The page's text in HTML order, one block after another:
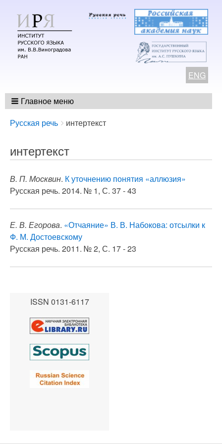
ENG
Главное меню
Breadcrumbs
You
here:
Русская речь интертекст
интертекст
В. П. Москвин. К уточнению понятия «аллюзия»
Русская речь. 2014. № 1, С. 37 - 43
Е. В. Егорова. «Отчаяние» В. В. Набокова: отсылки к
Ф. М. Достоевскому
Русская речь. 2011. № 2, С. 17 - 23
ISSN 0131-6117